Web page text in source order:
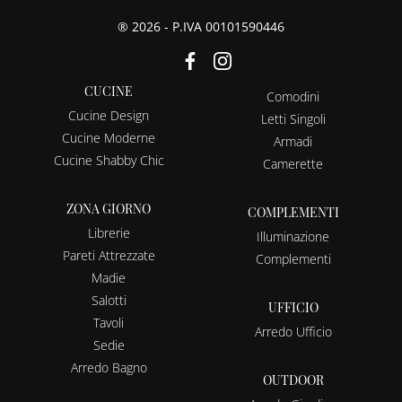
® 2026 - P.IVA 00101590446
CUCINE
Cucine Design
Cucine Moderne
Cucine Shabby Chic
ZONA GIORNO
Librerie
Pareti Attrezzate
Madie
Salotti
Tavoli
Sedie
Arredo Bagno
Comodini
Letti Singoli
Armadi
Camerette
COMPLEMENTI
Illuminazione
Complementi
UFFICIO
Arredo Ufficio
OUTDOOR